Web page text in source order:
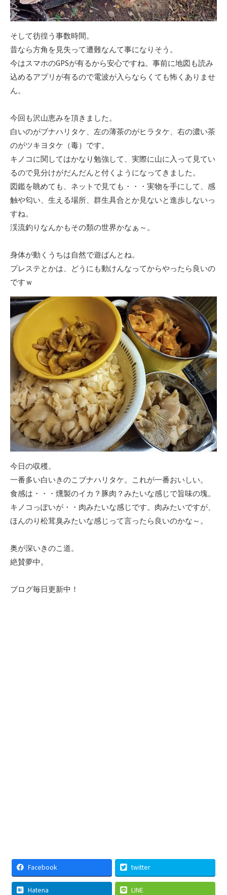
そして彷徨う事数時間。
昔なら方角を見失って遭難なんて事になりそう。
今はスマホのGPSが有るから安心ですね。事前に地図も読み
込めるアプリが有るので電波が入らならくても怖くありませ
ん。
今回も沢山恵みを頂きました。
白いのがブナハリタケ、左の薄茶のがヒラタケ、右の濃い茶
のがツキヨタケ（毒）です。
キノコに関してはかなり勉強して、実際に山に入って見てい
るので見分けがだんだんと付くようになってきました。
図鑑を眺めても、ネットで見ても・・・実物を手にして、感
触や匂い、生える場所、群生具合とか見ないと進歩しないっ
すね。
渓流釣りなんかもその類の世界かなぁ～。
身体が動くうちは自然で遊ばんとね。
プレステとかは、どうにも動けんなってからやったら良いの
ですｗ
今日の収穫。
一番多い白いきのこブナハリタケ。これが一番おいしい。
食感は・・・燻製のイカ？豚肉？みたいな感じで旨味の塊。
キノコっぽいが・・肉みたいな感じです。肉みたいですが、
ほんのり松茸臭みたいな感じって言ったら良いのかな～。
奥が深いきのこ道。
絶賛夢中。
ブログ毎日更新中！
Facebook twitter
Hatena LINE